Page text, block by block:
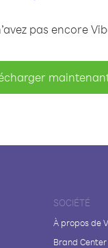
pas encore
SOCIÉTÉ
À propos de
Brand Center